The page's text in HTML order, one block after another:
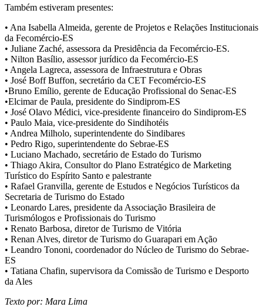
Também estiveram presentes:
• Ana Isabella Almeida, gerente de Projetos e Relações Institucionais
da Fecomércio-ES
• Juliane Zaché, assessora da Presidência da Fecomércio-ES.
• Nilton Basílio, assessor jurídico da Fecomércio-ES
• Angela Lagreca, assessora de Infraestrutura e Obras
• José Boff Buffon, secretário da CET Fecomércio-ES
•Bruno Emílio, gerente de Educação Profissional do Senac-ES
•Elcimar de Paula, presidente do Sindiprom-ES
• José Olavo Médici, vice-presidente financeiro do Sindiprom-ES
• Paulo Maia, vice-presidente do Sindihotéis
• Andrea Milholo, superintendente do Sindibares
• Pedro Rigo, superintendente do Sebrae-ES
• Luciano Machado, secretário de Estado do Turismo
• Thiago Akira, Consultor do Plano Estratégico de Marketing
Turístico do Espírito Santo e palestrante
• Rafael Granvilla, gerente de Estudos e Negócios Turísticos da
Secretaria de Turismo do Estado
• Leonardo Lares, presidente da Associação Brasileira de
Turismólogos e Profissionais do Turismo
• Renato Barbosa, diretor de Turismo de Vitória
• Renan Alves, diretor de Turismo do Guarapari em Ação
• Leandro Tononi, coordenador do Núcleo de Turismo do Sebrae-
ES
• Tatiana Chafin, supervisora da Comissão de Turismo e Desporto
da Ales
Texto por: Mara Lima